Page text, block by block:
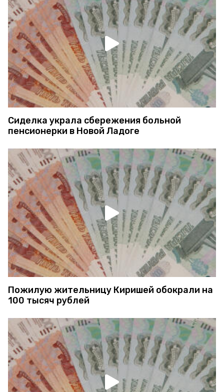
Сиделка украла сбережения больной
пенсионерки в Новой Ладоге
Пожилую жительницу Киришей обокрали на
100 тысяч рублей